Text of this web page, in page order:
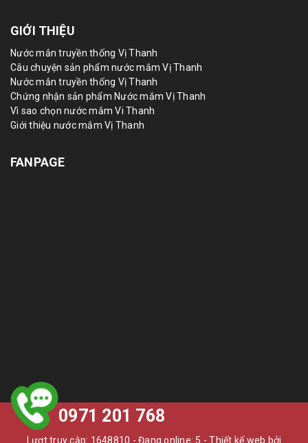
GIỚI THIỆU
Nước mắn truyền thống Vị Thanh
Câu chuyện sản phẩm nước mắm Vị Thanh
Nước mắn truyền thống Vị Thanh
Chứng nhận sản phẩm Nước mắm Vị Thanh
Vì sao chọn nước mắm Vi Thanh
Giới thiệu nước mắm Vị Thanh
FANPAGE
0971 201 768
Lượt truy cập: 1648810 - Đang online: 5 -Thiết kế web bởi